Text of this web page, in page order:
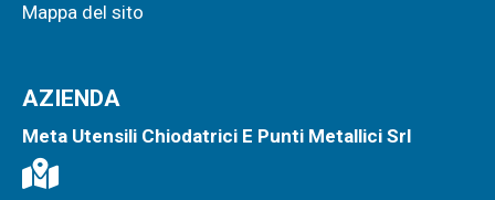
Mappa del sito
AZIENDA
Meta Utensili Chiodatrici E Punti Metallici Srl